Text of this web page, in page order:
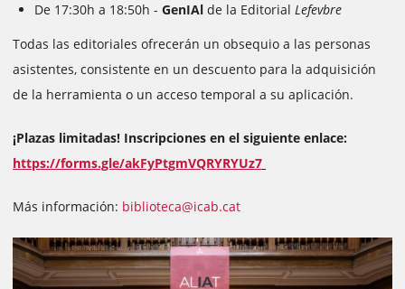
De 17:30h a 18:50h - GenIAl de la Editorial Lefevbre
Todas las editoriales ofrecerán un obsequio a las personas
asistentes, consistente en un descuento para la adquisición
de la herramienta o un acceso temporal a su aplicación.
¡Plazas limitadas! Inscripciones en el siguiente enlace:
https://forms.gle/akFyPtgmVQRYRYUz7
Más información: biblioteca@icab.cat